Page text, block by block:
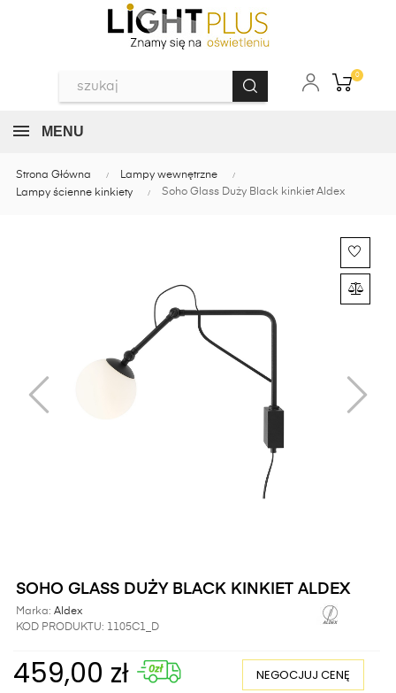
0
MENU
Strona Główna
Lampy wewnętrzne
Lampy ścienne kinkiety
Soho Glass Duży Black kinkiet Aldex
SOHO GLASS DUŻY BLACK KINKIET ALDEX
Marka: Aldex
KOD PRODUKTU: 1105C1_D
459,00 zł NEGOCJUJ CENĘ